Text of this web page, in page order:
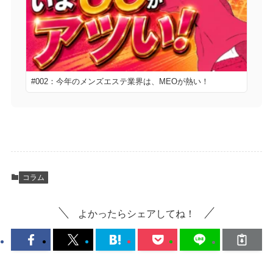
#002：今年のメンズエステ業界は、MEOが熱い！
コラム
よかったらシェアしてね！